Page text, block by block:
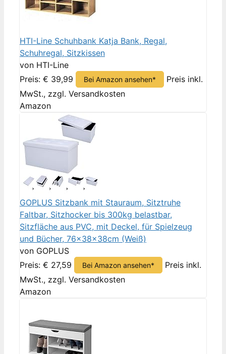
HTI-Line Schuhbank Katja Bank, Regal,
Schuhregal, Sitzkissen
von HTI-Line
Preis: € 39,99
Bei Amazon ansehen*
Preis inkl.
MwSt., zzgl. Versandkosten
Amazon
GOPLUS Sitzbank mit Stauraum, Sitztruhe
Faltbar, Sitzhocker bis 300kg belastbar,
Sitzfläche aus PVC, mit Deckel, für Spielzeug
und Bücher, 76x38x38cm (Weiß)
von GOPLUS
Preis: € 27,59
Bei Amazon ansehen*
Preis inkl.
MwSt., zzgl. Versandkosten
Amazon